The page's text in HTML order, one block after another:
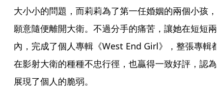
大小小的問題，而莉莉為了第一任婚姻的兩個小孩，
願意隨便離開大衛。不過分手的痛苦，讓她在短短兩
內，完成了個人專輯《West End Girl》，整張專輯都
在影射大衛的種種不忠行徑，也贏得一致好評，認為
展現了個人的脆弱。